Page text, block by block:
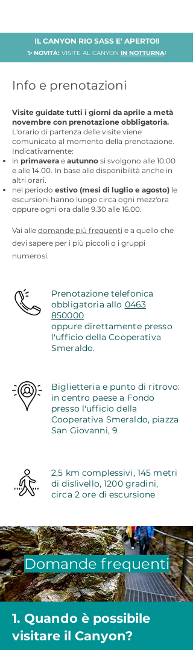
IL CANYON RIO SASS E' APERTO!!
✨ NOVITÀ: VISITE AL CANYON IN NOTTURNA!
Info e prenotazioni
Visite guidate tutti i giorni da aprile a metà
novembre con prenotazione obbligatoria.
L'orario di partenza delle visite viene
comunicato al momento della prenotazione.
Indicativamente:
in primavera e autunno si svolgono alle 10.00
e alle 14.00. In base alle disponibilità anche in
altri orari.
nel periodo estivo (mesi di luglio e agosto) le
escursioni hanno luogo circa ogni mezz'ora
oppure ogni ora dalle 9.30 alle 16.00.
Vai alle domande più frequenti e a quello che
devi sapere per i più piccoli o i gruppi
numerosi.
Prenotazione telefonica
obbligatoria allo 0463
850000
oppure direttamente presso
l'ufficio della Cooperativa
Smeraldo.
Biglietteria e punto di ritrovo:
in centro paese a Fondo
presso l'ufficio della
Cooperativa Smeraldo, piazza
San Giovanni, 9
2,5 km complessivi, 145 metri
di dislivello, 1200 gradini,
circa 2 ore di escursione
Domande frequenti
1. Quando è possibile
visitare il Canyon?